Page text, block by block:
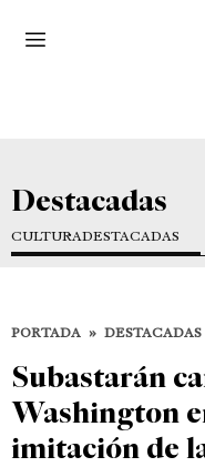
Destacadas
CULTURADESTACADAS
PORTADA » DESTACADAS
Subastarán
Washington
imitación de